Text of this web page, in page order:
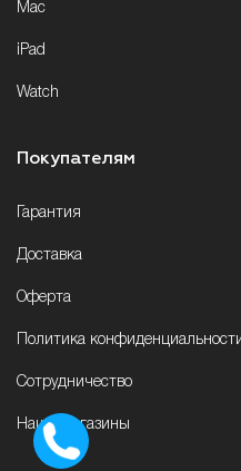
Mac
iPad
Watch
Покупателям
Гарантия
Доставка
Оферта
Политика конфиденциальности
Сотрудничество
Наши магазины